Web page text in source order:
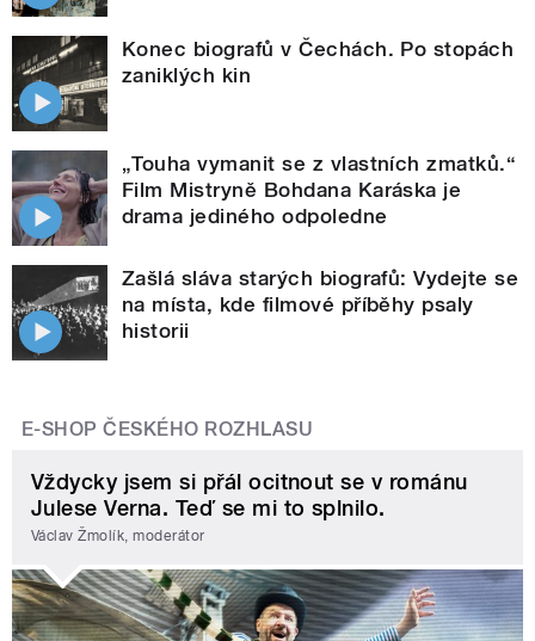
Konec biografů v Čechách. Po stopách
zaniklých kin
„Touha vymanit se z vlastních zmatků.“
Film Mistryně Bohdana Karáska je
drama jediného odpoledne
Zašlá sláva starých biografů: Vydejte se
na místa, kde filmové příběhy psaly
historii
E-SHOP ČESKÉHO ROZHLASU
Vždycky jsem si přál ocitnout se v románu
Julese Verna. Teď se mi to splnilo.
Václav Žmolík, moderátor